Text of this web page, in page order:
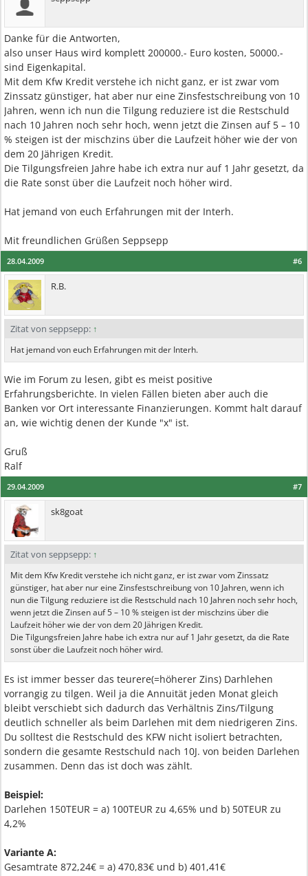
Danke für die Antworten,
also unser Haus wird komplett 200000.- Euro kosten, 50000.-
sind Eigenkapital.
Mit dem Kfw Kredit verstehe ich nicht ganz, er ist zwar vom
Zinssatz günstiger, hat aber nur eine Zinsfestschreibung von 10
Jahren, wenn ich nun die Tilgung reduziere ist die Restschuld
nach 10 Jahren noch sehr hoch, wenn jetzt die Zinsen auf 5 – 10
% steigen ist der mischzins über die Laufzeit höher wie der von
dem 20 Jährigen Kredit.
Die Tilgungsfreien Jahre habe ich extra nur auf 1 Jahr gesetzt, da
die Rate sonst über die Laufzeit noch höher wird.
Hat jemand von euch Erfahrungen mit der Interh.
Mit freundlichen Grüßen Seppsepp
#6
28.04.2009
R.B.
Zitat von seppsepp: ↑
Hat jemand von euch Erfahrungen mit der Interh.
Wie im Forum zu lesen, gibt es meist positive
Erfahrungsberichte. In vielen Fällen bieten aber auch die
Banken vor Ort interessante Finanzierungen. Kommt halt darauf
an, wie wichtig denen der Kunde "x" ist.
Gruß
Ralf
#7
29.04.2009
sk8goat
Zitat von seppsepp: ↑
Mit dem Kfw Kredit verstehe ich nicht ganz, er ist zwar vom Zinssatz
günstiger, hat aber nur eine Zinsfestschreibung von 10 Jahren, wenn ich
nun die Tilgung reduziere ist die Restschuld nach 10 Jahren noch sehr hoch,
wenn jetzt die Zinsen auf 5 – 10 % steigen ist der mischzins über die
Laufzeit höher wie der von dem 20 Jährigen Kredit.
Die Tilgungsfreien Jahre habe ich extra nur auf 1 Jahr gesetzt, da die Rate
sonst über die Laufzeit noch höher wird.
Es ist immer besser das teurere(=höherer Zins) Darhlehen
vorrangig zu tilgen. Weil ja die Annuität jeden Monat gleich
bleibt verschiebt sich dadurch das Verhältnis Zins/Tilgung
deutlich schneller als beim Darlehen mit dem niedrigeren Zins.
Du solltest die Restschuld des KFW nicht isoliert betrachten,
sondern die gesamte Restschuld nach 10J. von beiden Darlehen
zusammen. Denn das ist doch was zählt.
Beispiel:
Darlehen 150TEUR = a) 100TEUR zu 4,65% und b) 50TEUR zu
4,2%
Variante A:
Gesamtrate 872,24€ = a) 470,83€ und b) 401,41€